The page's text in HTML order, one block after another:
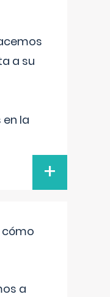
a su
la
+
cómo
a